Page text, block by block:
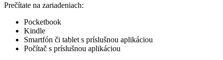
Prečítate na zariadeniach:
Pocketbook
Kindle
Smartfón či tablet s príslušnou aplikáciou
Počítač s príslušnou aplikáciou